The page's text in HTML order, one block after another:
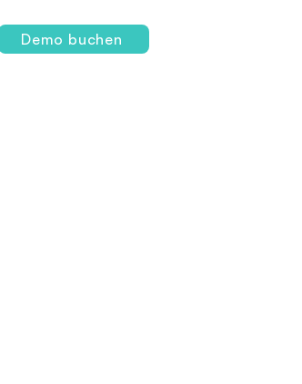
Demo buchen